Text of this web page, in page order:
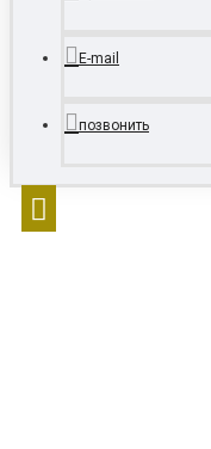
E-mail
позвонить